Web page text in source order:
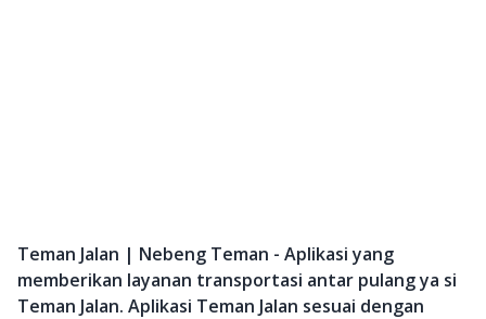
Teman Jalan | Nebeng Teman - Aplikasi yang
memberikan layanan transportasi antar pulang ya si
Teman Jalan. Aplikasi Teman Jalan sesuai dengan